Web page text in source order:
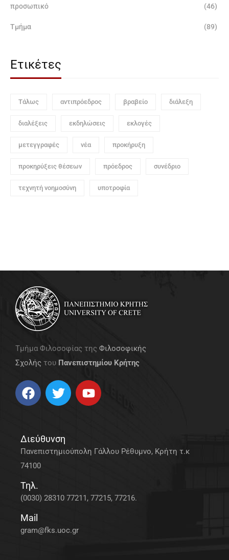
προσωπικό (46)
Τμήμα (89)
Ετικέτες
Τάλως αντιπρόεδρος βραβείο διάλεξη
διαλέξεις εκδηλώσεις εκλογές
μετεγγραφές νέα προκήρυξη
προκηρύξεις θέσεων πρόεδρος συνέδριο
τεχνητή νοημοσύνη υποτροφία
Τμήμα Φιλοσοφίας της Φιλοσοφικής
Σχολής του Πανεπιστημίου Κρήτης
Διεύθυνση
Πανεπιστημιούπολη Γάλλου Ρέθυμνο, Κρήτη τ.κ
74100
Τηλ.
(0030) 28310 77211, 77215, 77216.
Mail
gram@fks.uoc.gr